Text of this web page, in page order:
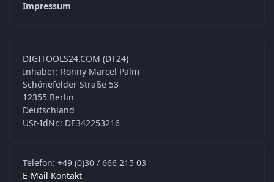
Impressum
DIGITOOLS24.COM (DT24)
Inhaber: Ronny Marcel Palm
Schönefelder Straße 53
12355 Berlin
Deutschland
USt-IdNr.: DE342253216
Telefon: +49 (0)30 / 666 215 03
E-Mail Kontakt